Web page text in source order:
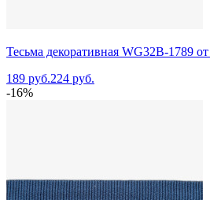
Тесьма декоративная WG32B-1789
189 руб.224 руб.
-16%